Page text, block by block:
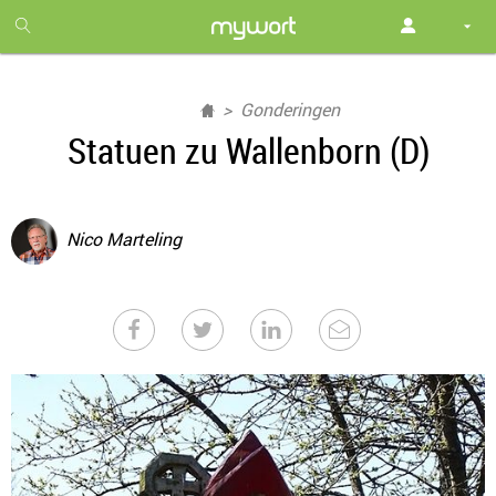
month
free
Gonderingen
Statuen zu Wallenborn (D)
Nico Marteling